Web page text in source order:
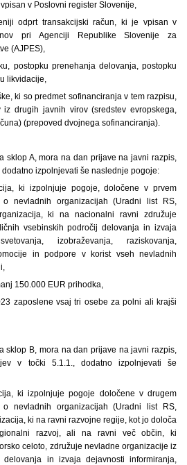
v Poslovni register Slovenije,
odprt transakcijski račun, ki je vpisan v
pri Agenciji Republike Slovenije za
(AJPES),
postopku prenehanja delovanja, postopku
likvidacije,
ki so predmet sofinanciranja v tem razpisu,
drugih javnih virov (sredstev evropskega,
(prepoved dvojnega sofinanciranja).
sklop A, mora na dan prijave na javni razpis,
izpolnjevati še naslednje pogoje:
ki izpolnjuje pogoje, določene v prvem
nevladnih organizacijah (Uradni list RS,
ki na nacionalni ravni združuje
vsebinskih področij delovanja in izvaja
izobraževanja, raziskovanja,
in podpore v korist vseh nevladnih
150.000 EUR prihodka,
zaposlene vsaj tri osebe za polni ali krajši
sklop B, mora na dan prijave na javni razpis,
v točki 5.1.1., dodatno izpolnjevati še
ki izpolnjuje pogoje določene v drugem
nevladnih organizacijah (Uradni list RS,
ki na ravni razvojne regije, kot jo določa
razvoj, ali na ravni več občin, ki
celoto, združuje nevladne organizacije iz
in izvaja dejavnosti informiranja,